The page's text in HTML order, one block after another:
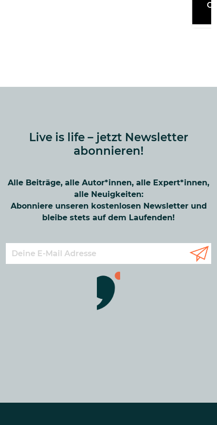
Live is life – jetzt Newsletter
abonnieren!
Alle Beiträge, alle Autor*innen, alle Expert*innen,
alle Neuigkeiten:
Abonniere unseren kostenlosen Newsletter und
bleibe stets auf dem Laufenden!